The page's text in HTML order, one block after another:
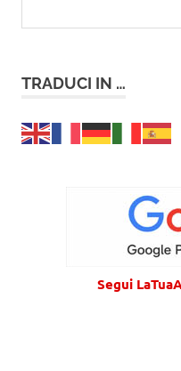
TRADUCI IN …
Segui